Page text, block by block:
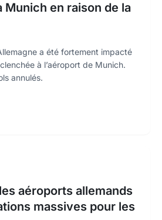
Munich en raison de la
a été fortement impacté
à l’aéroport de Munich.
annulés.
aéroports allemands
massives pour les